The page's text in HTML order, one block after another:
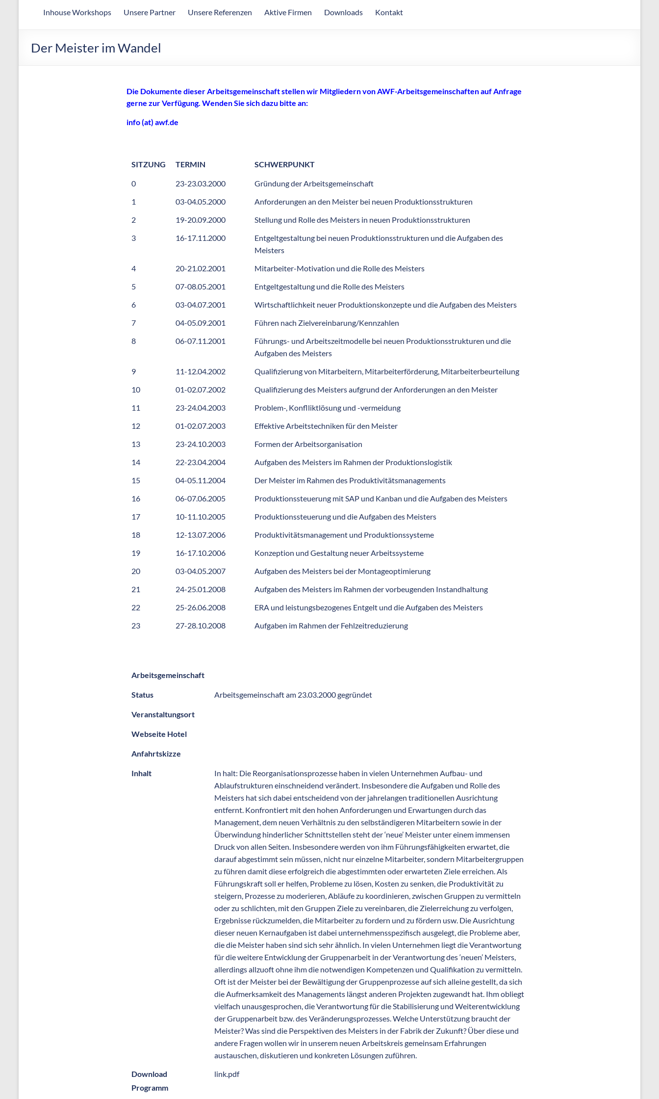
Inhouse Workshops Unsere Partner Unsere Referenzen Aktive Firmen Downloads Kontakt
Der Meister im Wandel
Die Dokumente dieser Arbeitsgemeinschaft stellen wir Mitgliedern von AWF-Arbeitsgemeinschaften auf Anfrage
gerne zur Verfügung. Wenden Sie sich dazu bitte an:
info (at) awf.de
SITZUNG TERMIN SCHWERPUNKT
0 23-23.03.2000
Gründung der Arbeitsgemeinschaft
1
03-04.05.2000
Anforderungen an den Meister bei neuen Produktionsstrukturen
2
19-20.09.2000
Stellung und Rolle des Meisters in neuen Produktionsstrukturen
3
16-17.11.2000
Entgeltgestaltung bei neuen Produktionsstrukturen und die Aufgaben des
Meisters
4
20-21.02.2001
Mitarbeiter-Motivation und die Rolle des Meisters
5
07-08.05.2001
Entgeltgestaltung und die Rolle des Meisters
6
03-04.07.2001
Wirtschaftlichkeit neuer Produktionskonzepte und die Aufgaben des Meisters
7
04-05.09.2001
Führen nach Zielvereinbarung/Kennzahlen
8
06-07.11.2001
Führungs- und Arbeitszeitmodelle bei neuen Produktionsstrukturen und die
Aufgaben des Meisters
9
11-12.04.2002
Qualifizierung von Mitarbeitern, Mitarbeiterförderung, Mitarbeiterbeurteilung
10
01-02.07.2002
Qualifizierung des Meisters aufgrund der Anforderungen an den Meister
11
23-24.04.2003
Problem-, Konflliktlösung und -vermeidung
12
01-02.07.2003
Effektive Arbeitstechniken für den Meister
13
23-24.10.2003
Formen der Arbeitsorganisation
14
22-23.04.2004
Aufgaben des Meisters im Rahmen der Produktionslogistik
15
04-05.11.2004
Der Meister im Rahmen des Produktivitätsmanagements
16
06-07.06.2005
Produktionssteuerung mit SAP und Kanban und die Aufgaben des Meisters
17
10-11.10.2005
Produktionssteuerung und die Aufgaben des Meisters
18
12-13.07.2006
Produktivitätsmanagement und Produktionssysteme
19
16-17.10.2006
Konzeption und Gestaltung neuer Arbeitssysteme
20
03-04.05.2007
Aufgaben des Meisters bei der Montageoptimierung
21
24-25.01.2008
Aufgaben des Meisters im Rahmen der vorbeugenden Instandhaltung
22
25-26.06.2008
ERA und leistungsbezogenes Entgelt und die Aufgaben des Meisters
23
27-28.10.2008 Aufgaben im Rahmen der Fehlzeitreduzierung
Arbeitsgemeinschaft
Status Arbeitsgemeinschaft am 23.03.2000 gegründet
Veranstaltungsort
Webseite Hotel
Anfahrtskizze
Inhalt
In halt: Die Reorganisationsprozesse haben in vielen Unternehmen Aufbau- und
Ablaufstrukturen einschneidend verändert. Insbesondere die Aufgaben und Rolle des
Meisters hat sich dabei entscheidend von der jahrelangen traditionellen Ausrichtung
entfernt. Konfrontiert mit den hohen Anforderungen und Erwartungen durch das
Management, dem neuen Verhältnis zu den selbständigeren Mitarbeitern sowie in der
Überwindung hinderlicher Schnittstellen steht der ‘neue’ Meister unter einem immensen
Druck von allen Seiten. Insbesondere werden von ihm Führungsfähigkeiten erwartet, die
darauf abgestimmt sein müssen, nicht nur einzelne Mitarbeiter, sondern Mitarbeitergruppen
zu führen damit diese erfolgreich die abgestimmten oder erwarteten Ziele erreichen. Als
Führungskraft soll er helfen, Probleme zu lösen, Kosten zu senken, die Produktivität zu
steigern, Prozesse zu moderieren, Abläufe zu koordinieren, zwischen Gruppen zu vermitteln
oder zu schlichten, mit den Gruppen Ziele zu vereinbaren, die Zielerreichung zu verfolgen,
Ergebnisse rückzumelden, die Mitarbeiter zu fordern und zu fördern usw. Die Ausrichtung
dieser neuen Kernaufgaben ist dabei unternehmensspezifisch ausgelegt, die Probleme aber,
die die Meister haben sind sich sehr ähnlich. In vielen Unternehmen liegt die Verantwortung
für die weitere Entwicklung der Gruppenarbeit in der Verantwortung des ‘neuen’ Meisters,
allerdings allzuoft ohne ihm die notwendigen Kompetenzen und Qualifikation zu vermitteln.
Oft ist der Meister bei der Bewältigung der Gruppenprozesse auf sich alleine gestellt, da sich
die Aufmerksamkeit des Managements längst anderen Projekten zugewandt hat. Ihm obliegt
vielfach unausgesprochen, die Verantwortung für die Stabilisierung und Weiterentwicklung
der Gruppenarbeit bzw. des Veränderungsprozesses. Welche Unterstützung braucht der
Meister? Was sind die Perspektiven des Meisters in der Fabrik der Zukunft? Über diese und
andere Fragen wollen wir in unserem neuen Arbeitskreis gemeinsam Erfahrungen
austauschen, diskutieren und konkreten Lösungen zuführen.
Download
Programm
link.pdf